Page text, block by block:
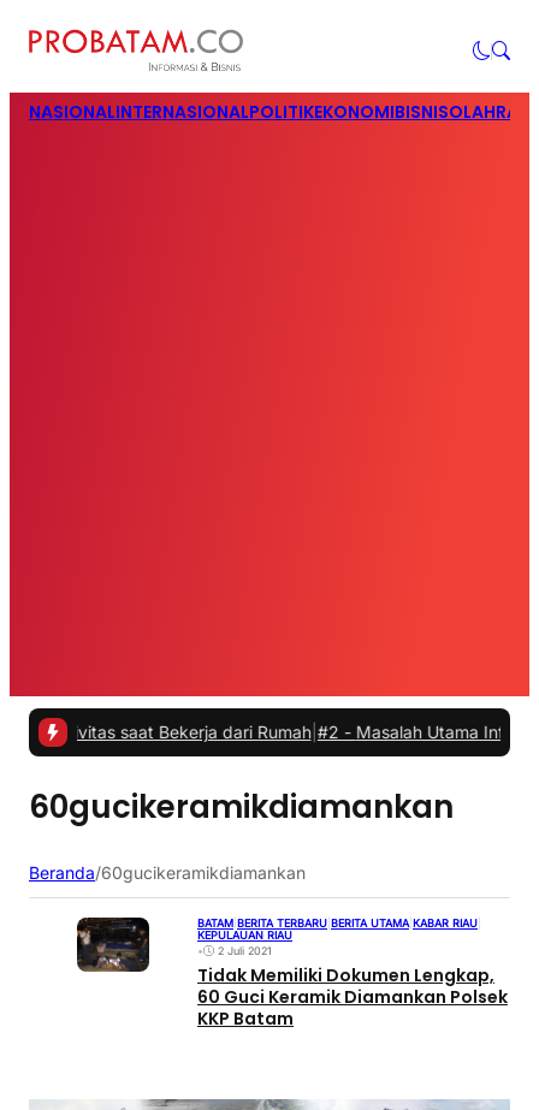
NASIONALINTERNASIONALPOLITIKEKONOMIBISNIS
saat Bekerja dari Rumah |#2 -Masalah Utama Infrastruktur
60gucikeramikdiamankan
Beranda/60gucikeramikdiamankan
BATAM BERITA TERBARU BERITA UTAMA KABAR RIAU
KEPULAUAN RIAU
•
2 Juli 2021
Tidak Memiliki Dokumen Lengkap,
60 Guci Keramik Diamankan Polsek
KKP Batam